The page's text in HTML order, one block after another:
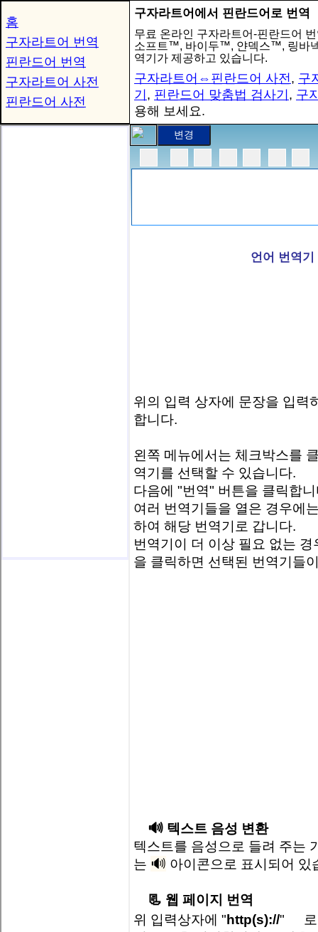
홈
구자라트어 번역
핀란드어 번역
구자라트어 사전
핀란드어 사전
구자라트어에서 핀란드어로 번역
무료 온라인 구자라트어-핀란드어
소프트™, 바이두™, 얀덱스™, 링바
역기가 제공하고 있습니다.
구자라트어⇔핀란드어 사전, 구
기 , 핀란드어 맞춤법 검사기 , 구
용해 보세요.